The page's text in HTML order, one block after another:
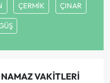
ÇERMİK ÇINAR
VAKITLERI